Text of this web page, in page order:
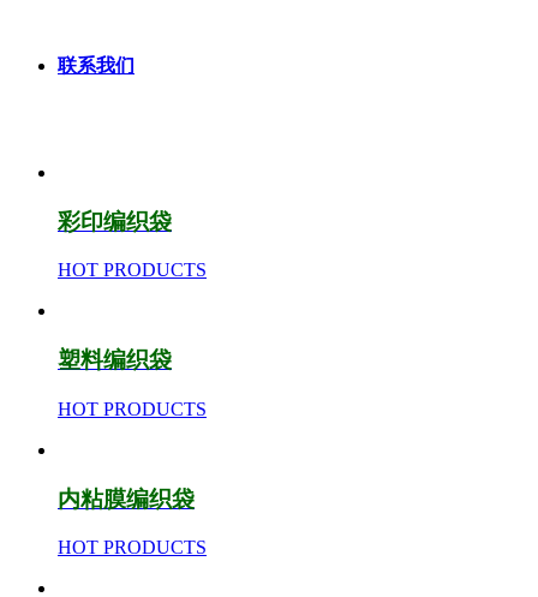
联系我们
彩印编织袋
HOT PRODUCTS
塑料编织袋
HOT PRODUCTS
内粘膜编织袋
HOT PRODUCTS